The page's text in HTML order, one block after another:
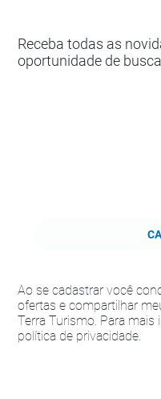
Receba todas as
oportunidade de
Ao se cadastrar você
ofertas e compartilhar
Terra Turismo. Para
política de privacidade.